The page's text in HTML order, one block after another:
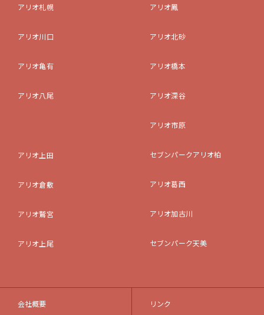
アリオ札幌
アリオ川口
アリオ亀有
アリオ八尾
アリオ上田
アリオ倉敷
アリオ鷲宮
アリオ上尾
アリオ鳳
アリオ北砂
アリオ橋本
アリオ深谷
アリオ市原
セブンパークアリオ柏
アリオ葛西
アリオ加古川
セブンパーク天美
会社概要 リンク